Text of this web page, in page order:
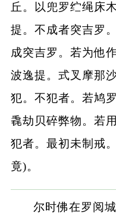
丘。以兜罗纻绳床
提。不成者突吉罗
成突吉罗。若为他
波逸提。式叉摩那
犯。不犯者。若鸠
毳劫贝碎弊物。若
犯者。最初未制戒
竟)。
尔时佛在罗阅